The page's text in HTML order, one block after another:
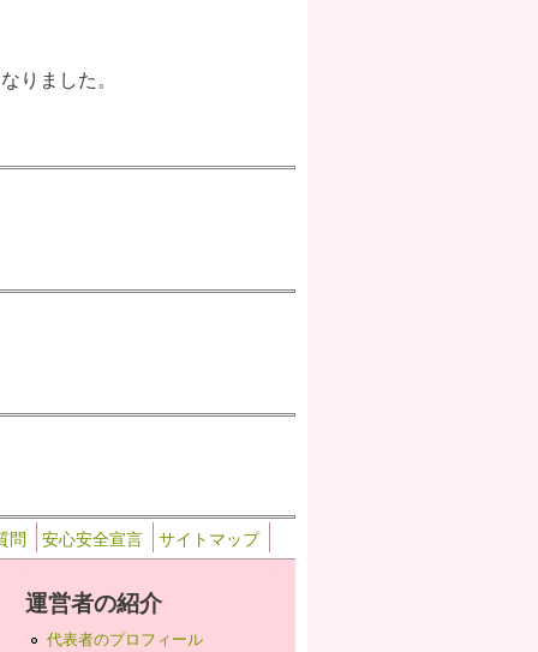
りました。
問 安心安全宣言 サイトマップ
運営者の紹介
代表者のプロフィール